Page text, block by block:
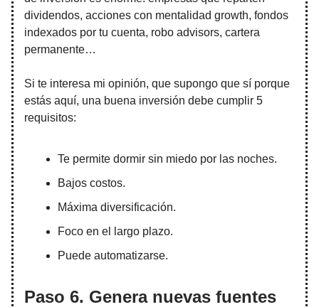
dividendos, acciones con mentalidad growth, fondos
indexados por tu cuenta, robo advisors, cartera
permanente…
Si te interesa mi opinión, que supongo que sí porque
estás aquí, una buena inversión debe cumplir 5
requisitos:
Te permite dormir sin miedo por las noches.
Bajos costos.
Máxima diversificación.
Foco en el largo plazo.
Puede automatizarse.
Paso 6. Genera nuevas fuentes